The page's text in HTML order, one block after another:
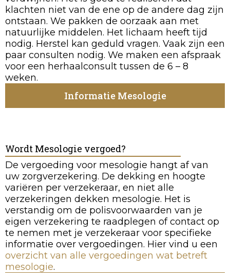
klachten niet van de ene op de andere dag zijn
ontstaan. We pakken de oorzaak aan met
natuurlijke middelen. Het lichaam heeft tijd
nodig. Herstel kan geduld vragen. Vaak zijn een
paar consulten nodig. We maken een afspraak
voor een herhaalconsult tussen de 6 – 8
weken.
Informatie Mesologie
Wordt Mesologie vergoed?
De vergoeding voor mesologie hangt af van
uw zorgverzekering. De dekking en hoogte
variëren per verzekeraar, en niet alle
verzekeringen dekken mesologie. Het is
verstandig om de polisvoorwaarden van je
eigen verzekering te raadplegen of contact op
te nemen met je verzekeraar voor specifieke
informatie over vergoedingen. Hier vind u een
overzicht van alle vergoedingen wat betreft
mesologie.